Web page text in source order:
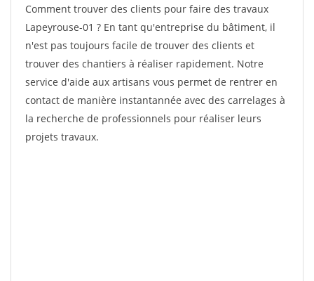
Comment trouver des clients pour faire des travaux
Lapeyrouse-01 ? En tant qu'entreprise du bâtiment, il
n'est pas toujours facile de trouver des clients et
trouver des chantiers à réaliser rapidement. Notre
service d'aide aux artisans vous permet de rentrer en
contact de manière instantannée avec des carrelages à
la recherche de professionnels pour réaliser leurs
projets travaux.